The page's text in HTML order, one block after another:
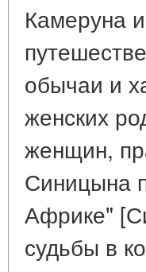
Камеруна
обычаи и
женских
женщин,
Синицына
Африке"
судьбы в